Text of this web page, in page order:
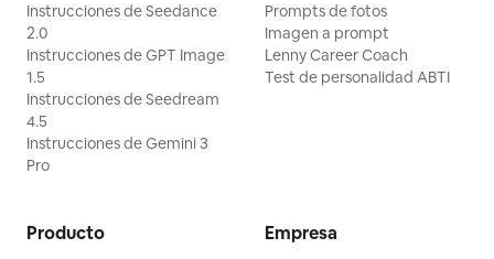
Instrucciones de Seedance
2.0
Instrucciones de GPT Image
1.5
Instrucciones de Seedream
4.5
Instrucciones de Gemini 3
Pro
Prompts de fotos
Imagen a prompt
Lenny Career Coach
Test de personalidad ABTI
Producto Empresa